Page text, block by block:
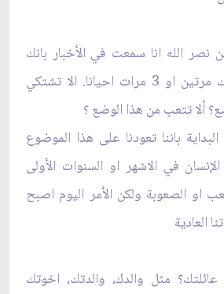
الله انا سمعت في الأخبار بانك
مضطر ان تغير بيتك مرتين او 3 مرات احيانا. الا تشتكي
ألا تتعب من هذا الوضع ؟
باننا تعودنا على هذا الموضوع
في الاشهر او السنوات الأولى
او الصعوبة ولكن الأمر اليوم اصبح
العادية
مثل والدك، والدتك، اخوتك